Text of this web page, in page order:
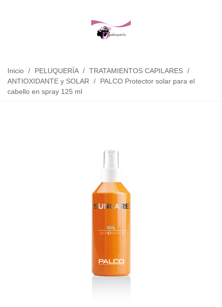
Inicio / PELUQUERÍA / TRATAMIENTOS CAPILARES /
ANTIOXIDANTE y SOLAR
/
PALCO Protector solar para el
cabello en spray 125 ml